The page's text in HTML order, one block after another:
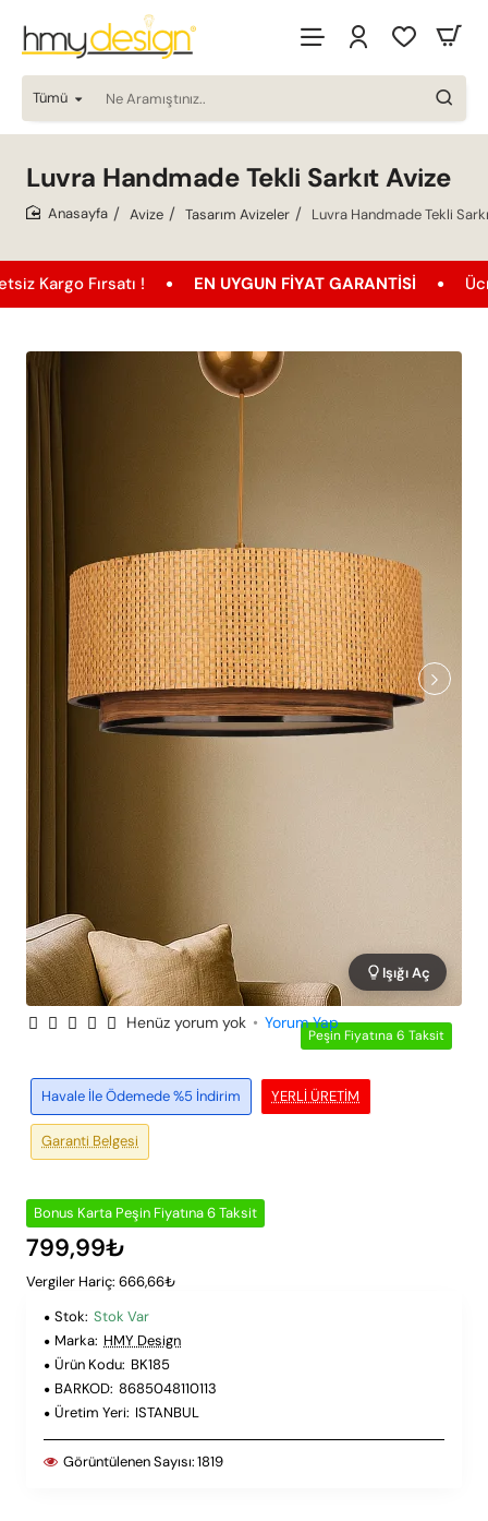
Tümü
Ne
Aramıştınız..
Luvra Handmade Tekli Sarkıt Avize
Avize Tasarım Avizeler Luvra Handmade Tekli
Fırsatı ! EN UYGUN FIYAT GARANTISI Ücretsiz
Peşin Fiyatına 6 Taksit
Işığı Aç
YERLI ÜRETIM
Havale İle Ödemede %5 İndirim
Garanti Belgesi
Henüz yorum yok • Yorum Yap
Bonus Karta Peşin Fiyatına 6 Taksit
799,99₺
Vergiler Hariç: 666,66₺
Stok: Stok Var
Marka: HMY Design
Ürün Kodu: BK185
BARKOD: 8685048110113
Üretim Yeri: ISTANBUL
Görüntülenen Sayısı:1819